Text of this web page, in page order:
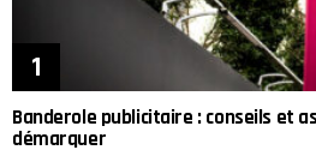
Banderole publicitaire : conseils et
démarquer